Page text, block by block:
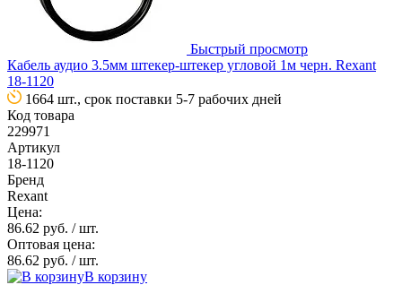
Быстрый просмотр
Кабель аудио 3.5мм штекер-штекер угловой 1м черн. Rexant
18-1120
1664 шт., срок поставки 5-7 рабочих дней
Код товара
229971
Артикул
18-1120
Бренд
Rexant
Цена:
86.62 руб. / шт.
Оптовая цена:
86.62 руб. / шт.
В корзину